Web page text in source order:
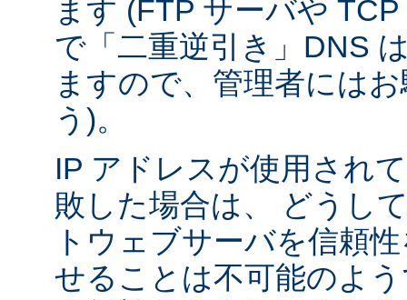
ます (FTP サーバや
で「二重逆引き」DNS
ますので、管理者には
う)。
IP アドレスが使用され
敗した場合は、 どうし
トウェブサーバを信頼
せることは不可能のよ